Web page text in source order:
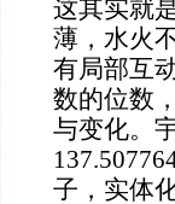
这其实就
薄，水火
有局部互
数的位数
与变化。
子，实体